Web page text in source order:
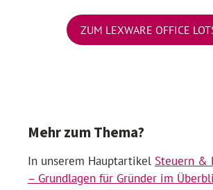
ZUM LEXWARE OFFICE
Mehr zum Thema?
In unserem Hauptartikel Steuern &
– Grundlagen für Gründer im